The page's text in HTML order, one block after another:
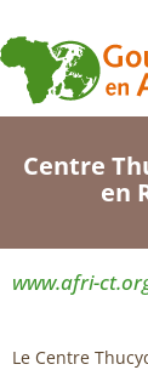
Centre
en
www.afri-
Le Centre